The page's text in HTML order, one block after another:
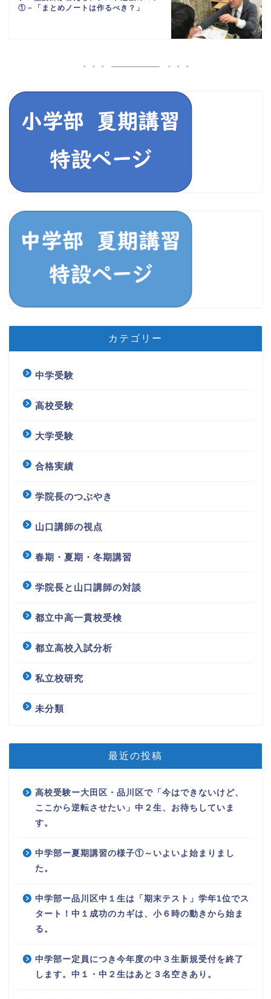
①－「まとめノートは作るべき？」
カテゴリー
中学受験
高校受験
大学受験
合格実績
学院長のつぶやき
山口講師の視点
春期・夏期・冬期講習
学院長と山口講師の対談
都立中高一貫校受検
都立高校入試分析
私立校研究
未分類
最近の投稿
高校受験ー大田区・品川区で「今はできないけど、
ここから逆転させたい」中２生、お待ちしていま
す。
中学部ー夏期講習の様子①～いよいよ始まりまし
た。
中学部ー品川区中１生は「期末テスト」学年1位でス
タート！中１成功のカギは、小６時の動きから始ま
る。
中学部ー定員につき今年度の中３生新規受付を終了
します。中１・中２生はあと３名空きあり。